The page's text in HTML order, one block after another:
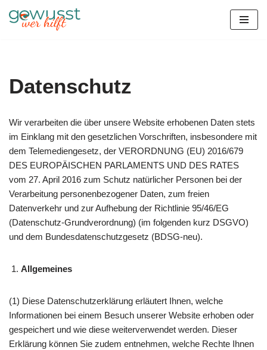
Datenschutz
Wir verarbeiten die über unsere Website erhobenen Daten stets
im Einklang mit den gesetzlichen Vorschriften, insbesondere mit
dem Telemediengesetz, der VERORDNUNG (EU) 2016/679
DES EUROPÄISCHEN PARLAMENTS UND DES RATES
vom 27. April 2016 zum Schutz natürlicher Personen bei der
Verarbeitung personenbezogener Daten, zum freien
Datenverkehr und zur Aufhebung der Richtlinie 95/46/EG
(Datenschutz-Grundverordnung) (im folgenden kurz DSGVO)
und dem Bundesdatenschutzgesetz (BDSG-neu).
Allgemeines
(1) Diese Datenschutzerklärung erläutert Ihnen, welche
Informationen bei einem Besuch unserer Website erhoben oder
gespeichert und wie diese weiterverwendet werden. Dieser
Erklärung können Sie zudem entnehmen, welche Rechte Ihnen